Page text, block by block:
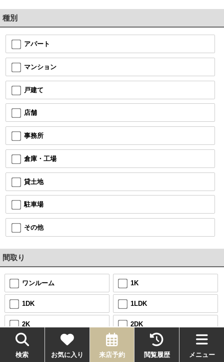
種別
アパート
マンション
戸建て
店舗
事務所
倉庫・工場
貸土地
駐車場
その他
間取り
ワンルーム 1K
1DK 1LDK
2K 2DK
2LDK
検索 お気に入り 来店予約 閲覧履歴 メニュー